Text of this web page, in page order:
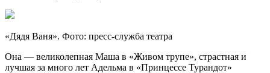
«Дядя Ваня». Фото: пресс-служба театра
Она — великолепная Маша в «Живом трупе», страстная и
лучшая за много лет Адельма в «Принцессе Турандот»